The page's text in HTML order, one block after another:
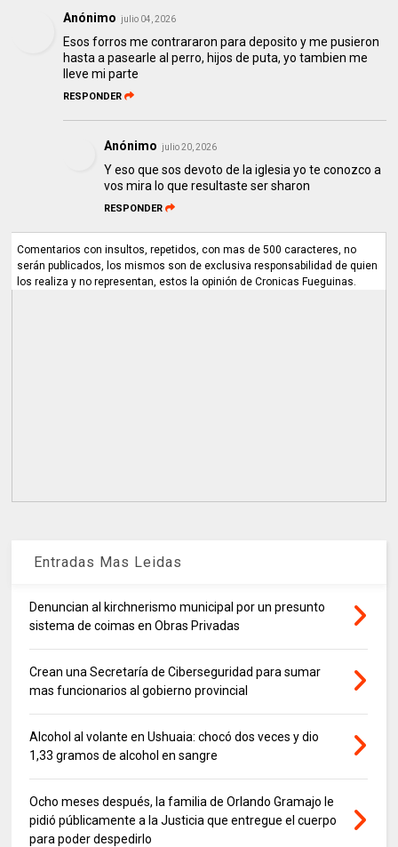
Anónimo julio 04, 2026
Esos forros me contrararon para deposito y me pusieron
hasta a pasearle al perro, hijos de puta, yo tambien me
lleve mi parte
RESPONDER
Anónimo julio 20, 2026
Y eso que sos devoto de la iglesia yo te conozco a
vos mira lo que resultaste ser sharon
RESPONDER
Comentarios con insultos, repetidos, con mas de 500 caracteres, no
serán publicados, los mismos son de exclusiva responsabilidad de quien
los realiza y no representan, estos la opinión de Cronicas Fueguinas.
Entradas Mas Leidas
Denuncian al kirchnerismo municipal por un presunto
sistema de coimas en Obras Privadas
Crean una Secretaría de Ciberseguridad para sumar
mas funcionarios al gobierno provincial
Alcohol al volante en Ushuaia: chocó dos veces y dio
1,33 gramos de alcohol en sangre
Ocho meses después, la familia de Orlando Gramajo le
pidió públicamente a la Justicia que entregue el cuerpo
para poder despedirlo